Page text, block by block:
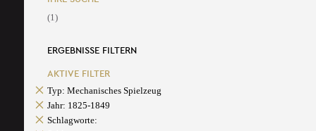
(1)
ERGEBNISSE FILTERN
AKTIVE FILTER
Typ: Mechanisches Spielzeug
Jahr: 1825-1849
Schlagworte: